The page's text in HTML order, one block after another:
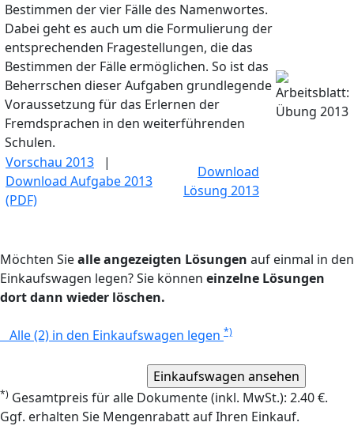
Bestimmen der vier Fälle des Namenwortes.
Dabei geht es auch um die Formulierung der
entsprechenden Fragestellungen, die das
Bestimmen der Fälle ermöglichen. So ist das
Beherrschen dieser Aufgaben grundlegende
Voraussetzung für das Erlernen der
Fremdsprachen in den weiterführenden
Schulen.
Vorschau 2013 |
Download Aufgabe 2013
(PDF)
Download
Lösung 2013
Möchten Siealle angezeigten Lösungen auf einmal in den
Einkaufswagen legen? Sie können einzelne Lösungen
dort dann wieder löschen.
Alle (2) in den Einkaufswagen legen *)
*) Gesamtpreis für alle Dokumente (inkl. MwSt.): 2.40 €.
Ggf. erhalten Sie Mengenrabatt auf Ihren Einkauf.